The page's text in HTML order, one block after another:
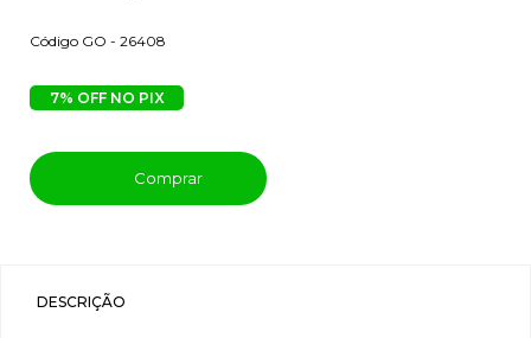
GO - 26408
7% OFF NO PIX
Comprar
DESCRIÇÃO